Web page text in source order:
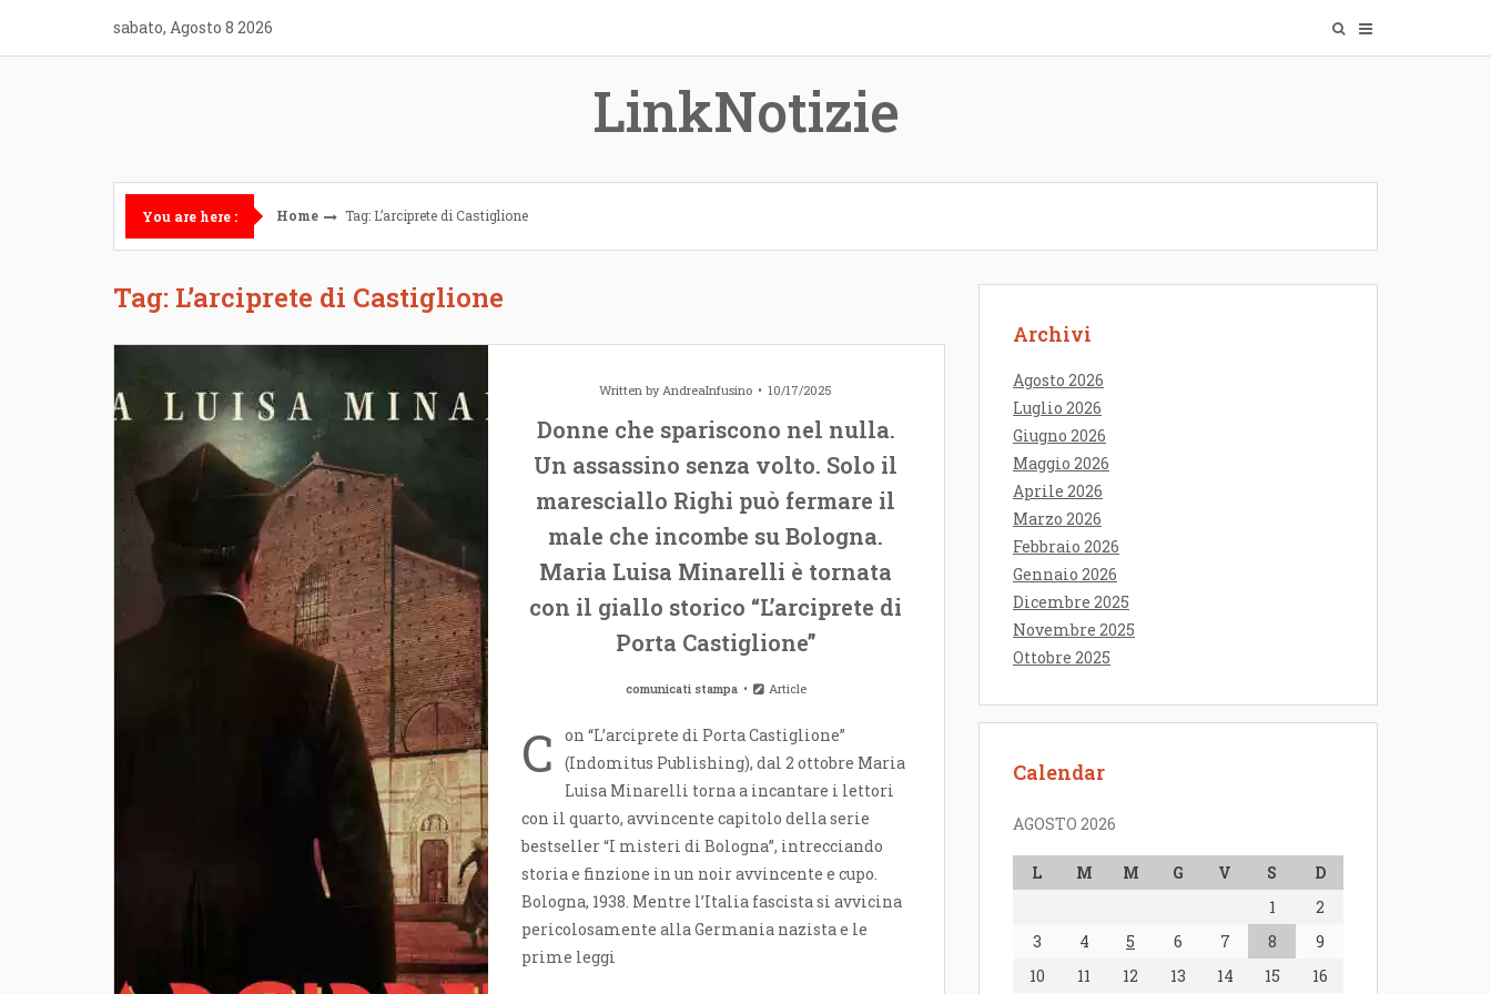
content
sabato, Agosto 8 2026
LinkNotizie
You are here : Home Tag: L’arciprete di Castiglione
Tag: L’arciprete di Castiglione
Written byAndreaInfusino 10/17/2025
Donne che spariscono nel nulla.
Un assassino senza volto. Solo il
maresciallo Righi può fermare il
male che incombe su Bologna.
Maria Luisa Minarelli è tornata
con il giallo storico “L’arciprete di
Porta Castiglione”
comunicati stampa Article
C
on “L’arciprete di Porta Castiglione”
(Indomitus Publishing), dal 2 ottobre Maria
Luisa Minarelli torna a incantare i lettori
con il quarto, avvincente capitolo della serie
bestseller “I misteri di Bologna”, intrecciando
storia e finzione in un noir avvincente e cupo.
Bologna, 1938. Mentre l’Italia fascista si avvicina
pericolosamente alla Germania nazista e le
prime leggi
Archivi
Agosto 2026
Luglio 2026
Giugno 2026
Maggio 2026
Aprile 2026
Marzo 2026
Febbraio 2026
Gennaio 2026
Dicembre 2025
Novembre 2025
Ottobre 2025
Calendar
AGOSTO 2026
L M M G V S
D
1
2
3
4 5 6 7 8
9
10
11 12 13 14 15
16